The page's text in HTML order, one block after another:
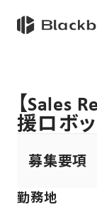
【Sales
援ロボッ
募集要項
勤務地